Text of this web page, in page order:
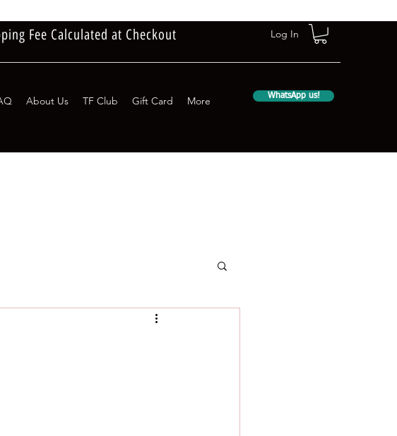
Log In
Fee Calculated at Checkout
About Us TF Club Gift Card More WhatsApp us!